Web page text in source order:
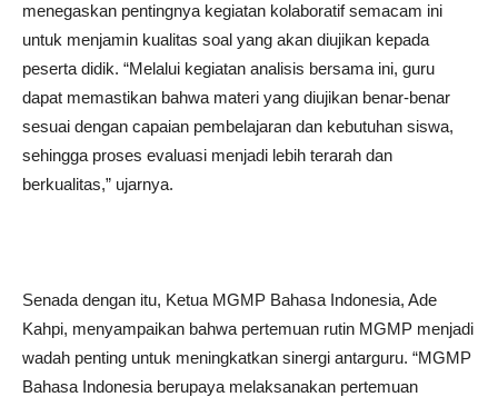
menegaskan pentingnya kegiatan kolaboratif semacam ini
untuk menjamin kualitas soal yang akan diujikan kepada
peserta didik. “Melalui kegiatan analisis bersama ini, guru
dapat memastikan bahwa materi yang diujikan benar-benar
sesuai dengan capaian pembelajaran dan kebutuhan siswa,
sehingga proses evaluasi menjadi lebih terarah dan
berkualitas,” ujarnya.
Senada dengan itu, Ketua MGMP Bahasa Indonesia, Ade
Kahpi, menyampaikan bahwa pertemuan rutin MGMP menjadi
wadah penting untuk meningkatkan sinergi antarguru. “MGMP
Bahasa Indonesia berupaya melaksanakan pertemuan